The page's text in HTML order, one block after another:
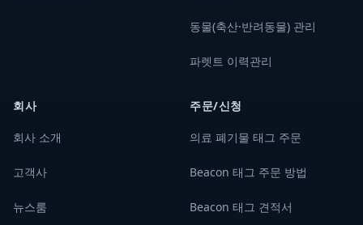
동물(축산·반려동물) 관리
파렛트 이력관리
회사
회사 소개
고객사
뉴스룸
주문/신청
의료 폐기물 태그 주문
Beacon 태그 주문 방법
Beacon 태그 견적서